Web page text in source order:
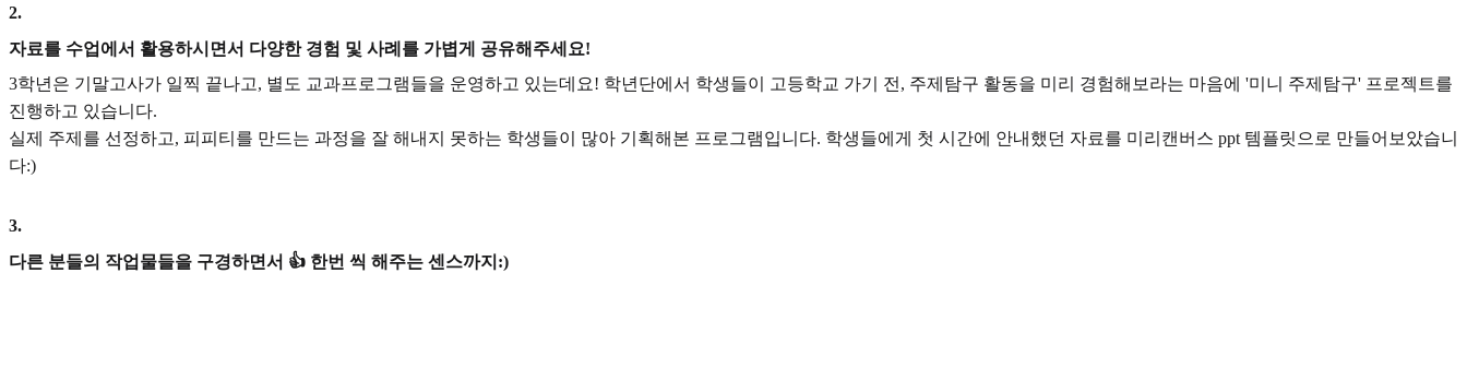
2.
자료를 수업에서 활용하시면서 다양한 경험 및 사례를 가볍게 공유해주세요!
3학년은 기말고사가 일찍 끝나고, 별도 교과프로그램들을 운영하고 있는데요! 학년단에서 학생들이 고등학교 가기 전, 주제탐구 활동을 미리 경험해보라는 마음에 '미니 주제탐구' 프로젝트를
진행하고 있습니다.
실제 주제를 선정하고, 피피티를 만드는 과정을 잘 해내지 못하는 학생들이 많아 기획해본 프로그램입니다. 학생들에게 첫 시간에 안내했던 자료를 미리캔버스 ppt 템플릿으로 만들어보았습니
다:)
3.
다른 분들의 작업물들을 구경하면서 👍 한번 씩 해주는 센스까지:)